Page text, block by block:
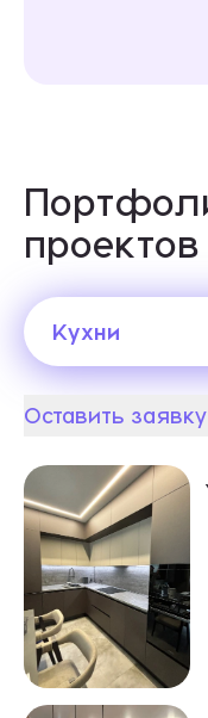
проектов
Кухни
Кухни
Оставить